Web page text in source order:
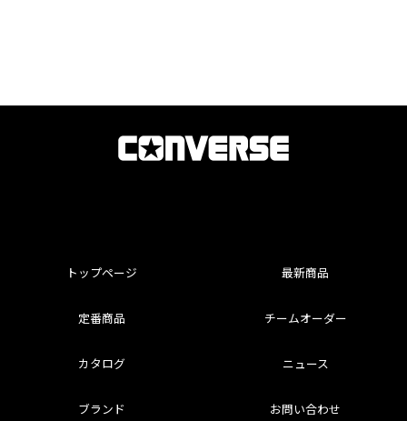
トップページ 最新商品
定番商品 チームオーダー
カタログ ニュース
ブランド お問い合わせ